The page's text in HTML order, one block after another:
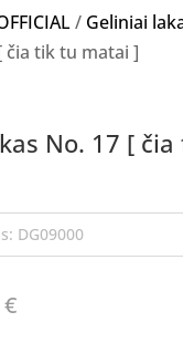
/ Geliniai
čia tik tu matai ]
No. 17 [
DG09000
€Current